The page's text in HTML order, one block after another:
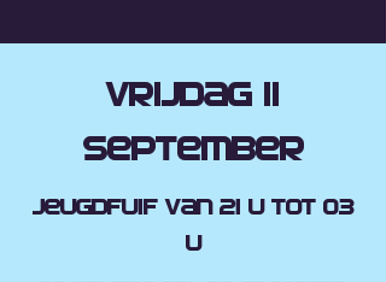
Vrijdag 11
September
Jeugdfuif van 21 u tot 03
u